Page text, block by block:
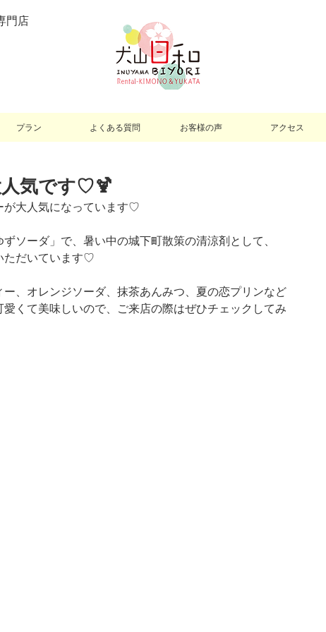
門店
プラン よくある質問 お客様の声 アクセス
気です♡🍹
が大人気になっています♡
ソーダ」で、暑い中の城下町散策の清涼剤として、
ただいています♡
、オレンジソーダ、抹茶あんみつ、夏の恋プリンなど
くて美味しいので、ご来店の際はぜひチェックしてみ